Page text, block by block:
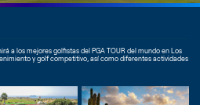
a los mejores golfistas del PGA TOUR del mundo en Los
y golf competitivo, así como diferentes actividades